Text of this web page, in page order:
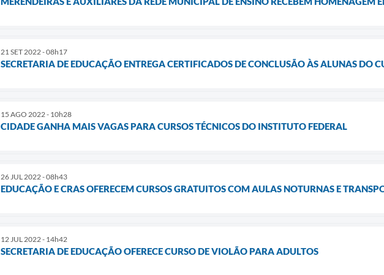
21 SET 2022 - 08h17
SECRETARIA DE EDUCAÇÃO ENTREGA CERTIFICADOS DE CONCLUSÃO ÀS ALUNAS DO
15 AGO 2022 - 10h28
CIDADE GANHA MAIS VAGAS PARA CURSOS TÉCNICOS DO INSTITUTO FEDERAL
26 JUL 2022 - 08h43
EDUCAÇÃO E CRAS OFERECEM CURSOS GRATUITOS COM AULAS NOTURNAS E
12 JUL 2022 - 14h42
SECRETARIA DE EDUCAÇÃO OFERECE CURSO DE VIOLÃO PARA ADULTOS